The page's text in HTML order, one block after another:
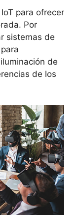
para ofrecer
Por
sistemas de
de
de los